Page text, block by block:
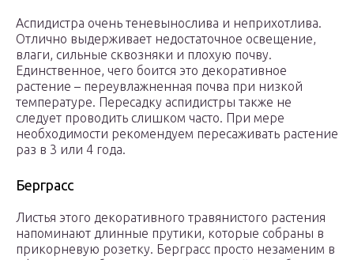
Аспидистра очень теневынослива и неприхотлива.
Отлично выдерживает недостаточное освещение,
влаги, сильные сквозняки и плохую почву.
Единственное, чего боится это декоративное
растение – переувлажненная почва при низкой
температуре. Пересадку аспидистры также не
следует проводить слишком часто. При мере
необходимости рекомендуем пересаживать растение
раз в 3 или 4 года.
Берграсс
Листья этого декоративного травянистого растения
напоминают длинные прутики, которые собраны в
прикорневую розетку. Берграсс просто незаменим в